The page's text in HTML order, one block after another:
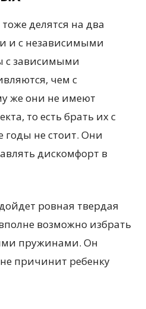
делятся на два
и с независимыми
с зависимыми
чем с
же они не имеют
то есть брать их с
годы не стоит. Они
дискомфорт в
ровная твердая
возможно избрать
пружинами. Он
причинит ребенку